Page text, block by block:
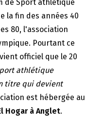
de Sport athlétique
la fin des années 40
80, l'association
Pourtant ce
officiel que le 20
athlétique
titre qui devient
est hébergée au
Hogar à Anglet.